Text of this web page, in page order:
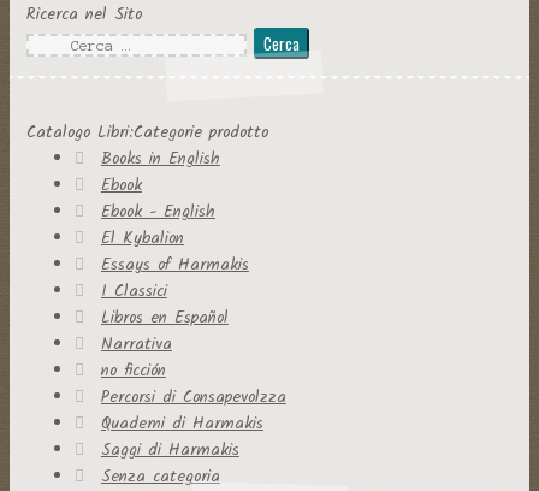
Ricerca nel Sito
Ricerca
Catalogo Libri:Categorie prodotto
Books in English
Ebook
Ebook - English
El Kybalion
Essays of Harmakis
I Classici
Libros en Español
Narrativa
no ficción
Percorsi di Consapevolzza
Quaderni di Harmakis
Saggi di Harmakis
Senza categoria